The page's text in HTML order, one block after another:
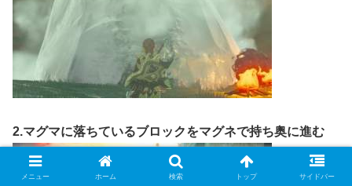
2.マグマに落ちているブロックをマグネで持ち奥に進む
メニュー ホーム 検索 トップ サイドバー